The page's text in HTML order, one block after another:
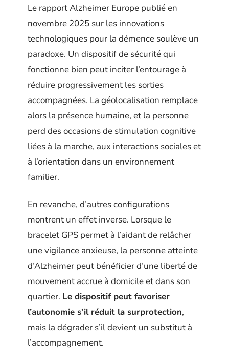
Le rapport Alzheimer Europe publié en
novembre 2025 sur les innovations
technologiques pour la démence soulève un
paradoxe. Un dispositif de sécurité qui
fonctionne bien peut inciter l’entourage à
réduire progressivement les sorties
accompagnées. La géolocalisation remplace
alors la présence humaine, et la personne
perd des occasions de stimulation cognitive
liées à la marche, aux interactions sociales et
à l’orientation dans un environnement
familier.
En revanche, d’autres configurations
montrent un effet inverse. Lorsque le
bracelet GPS permet à l’aidant de relâcher
une vigilance anxieuse, la personne atteinte
d’Alzheimer peut bénéficier d’une liberté de
mouvement accrue à domicile et dans son
quartier. Le dispositif peut favoriser
l’autonomie s’il réduit la surprotection,
mais la dégrader s’il devient un substitut à
l’accompagnement.